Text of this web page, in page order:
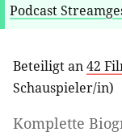
Podcast
Beteiligt an42
Schauspieler/in)
Komplette